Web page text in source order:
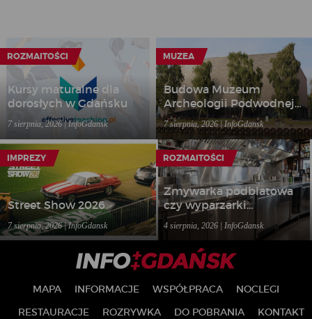
ROZMAITOŚCI
Kursy maturalne dla
dorosłych w Gdańsku
7 sierpnia, 2026 | InfoGdansk
MUZEA
Budowa Muzeum
Archeologii Podwodnej i
Rybołówstwa
Bałtyckiego w Łebie
7 sierpnia, 2026 | InfoGdansk
IMPREZY
Street Show 2026
7 sierpnia, 2026 | InfoGdansk
ROZMAITOŚCI
Zmywarka podblatowa
czy wyparzarki
gastronomiczne – jakie
rozwiązanie wybrać do
lokalu?
4 sierpnia, 2026 | InfoGdansk
MAPA INFORMACJE WSPÓŁPRACA
NOCLEGI
RESTAURACJE
ROZRYWKA DO POBRANIA KONTAKT